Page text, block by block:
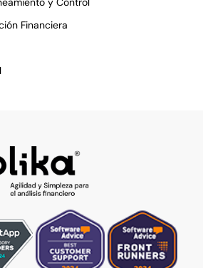
Financiera